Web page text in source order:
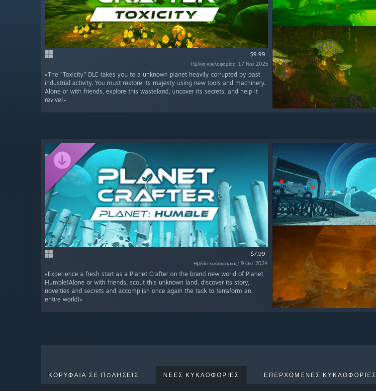
$9.99
Ημ/νία κυκλοφορίας: 17 Νοε 2025
«The "Toxicity" DLC takes you to a unknown planet heavily corrupted by past
industrial activity. You must restore its majesty using new tools and machinery.
Alone or with friends, explore this wasteland, uncover its secrets, and help it
revive!»
$7.99
Ημ/νία κυκλοφορίας: 9 Οκτ 2024
«Experience a fresh start as a Planet Crafter on the brand new world of Planet
Humble!Alone or with friends, scout this unknown land, discover its story,
novelties and secrets and accomplish once again the task to terraform an
entire world!»
ΚΟΡΥΦΑΊΑ ΣΕ ΠΩΛΉΣΕΙΣ ΝΈΕΣ ΚΥΚΛΟΦΟΡΊΕΣ ΕΠΕΡΧΌΜΕΝΕΣ ΚΥΚΛΟΦΟΡΊΕΣ